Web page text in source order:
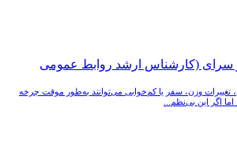
سرای (کارشناس ارشد روابط عمومی
تغییرات وزن، سفر یا کم‌خوابی می‌توانند به‌طور موقت چرخه
اگر این بی‌نظم...